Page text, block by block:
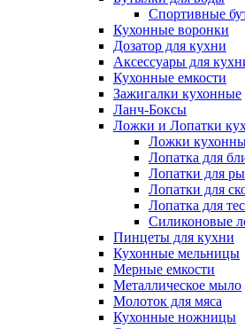
Спортивные
Кухонные воронки
Дозатор для кухни
Аксессуары для
Кухонные емкости
Зажигалки кухонные
Ланч-Боксы
Ложки и Лопатки
Ложки
Лопатка для
Лопатки для
Лопатки для
Лопатка для
Силиконовые
Пинцеты для кухни
Кухонные мельницы
Мерные емкости
Металлическое мыло
Молоток для мяса
Кухонные ножницы